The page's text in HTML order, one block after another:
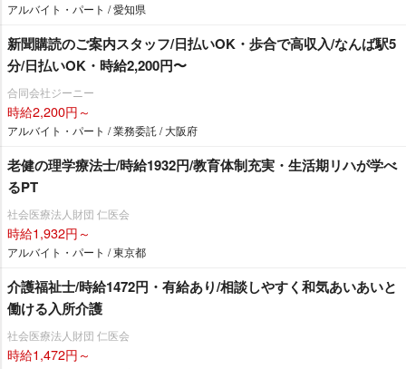
アルバイト・パート / 愛知県
新聞購読のご案内スタッフ/日払いOK・歩合で高収入/なんば駅5
分/日払いOK・時給2,200円〜
合同会社ジーニー
時給2,200円～
アルバイト・パート / 業務委託 / 大阪府
老健の理学療法士/時給1932円/教育体制充実・生活期リハが学べ
るPT
社会医療法人財団 仁医会
時給1,932円～
アルバイト・パート / 東京都
介護福祉士/時給1472円・有給あり/相談しやすく和気あいあいと
働ける入所介護
社会医療法人財団 仁医会
時給1,472円～